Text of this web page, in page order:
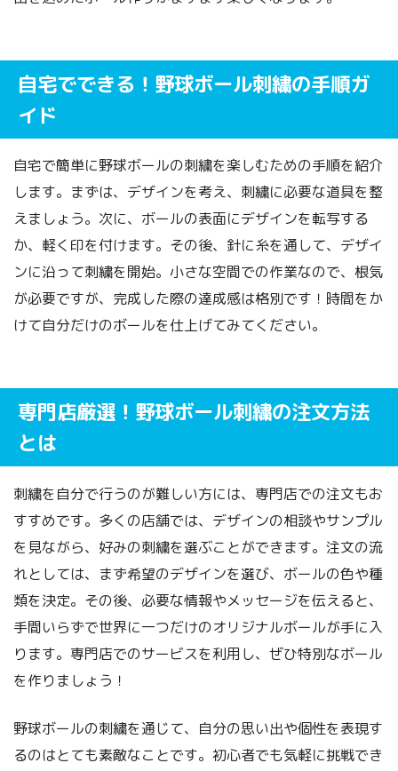
自宅でできる！野球ボール刺繍の手順ガ
イド
自宅で簡単に野球ボールの刺繍を楽しむための手順を紹介
します。まずは、デザインを考え、刺繍に必要な道具を整
えましょう。次に、ボールの表面にデザインを転写する
か、軽く印を付けます。その後、針に糸を通して、デザイ
ンに沿って刺繍を開始。小さな空間での作業なので、根気
が必要ですが、完成した際の達成感は格別です！時間をか
けて自分だけのボールを仕上げてみてください。
専門店厳選！野球ボール刺繍の注文方法
とは
刺繍を自分で行うのが難しい方には、専門店での注文もお
すすめです。多くの店舗では、デザインの相談やサンプル
を見ながら、好みの刺繍を選ぶことができます。注文の流
れとしては、まず希望のデザインを選び、ボールの色や種
類を決定。その後、必要な情報やメッセージを伝えると、
手間いらずで世界に一つだけのオリジナルボールが手に入
ります。専門店でのサービスを利用し、ぜひ特別なボール
を作りましょう！
野球ボールの刺繍を通じて、自分の思い出や個性を表現す
るのはとても素敵なことです。初心者でも気軽に挑戦でき